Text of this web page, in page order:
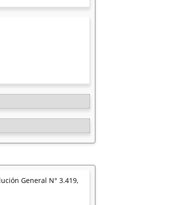
General N° 3.419,